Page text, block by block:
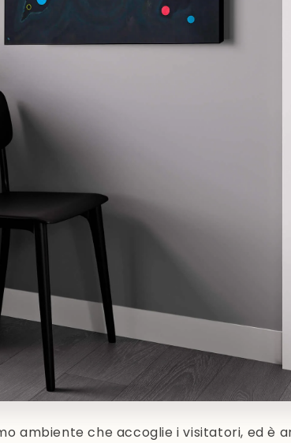
ambiente che accoglie i visitatori, ed è